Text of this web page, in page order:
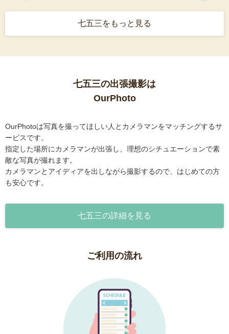
七五三をもっと見る
七五三の出張撮影は
OurPhoto
OurPhotoは写真を撮ってほしい人とカメラマンをマッチングするサ
ービスです。
指定した場所にカメラマンが出張し、理想のシチュエーションで素
敵な写真が撮れます。
カメラマンとアイディアを出しながら撮影するので、はじめての方
も安心です。
七五三の詳細を見る
ご利用の流れ